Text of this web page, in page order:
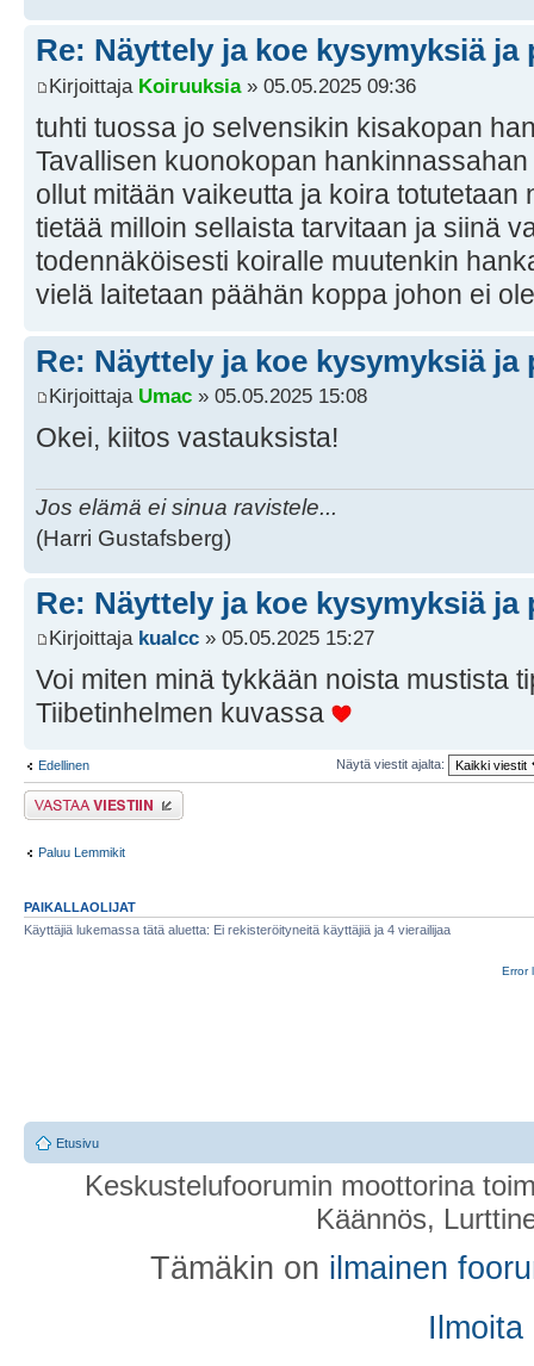
Re: Näyttely ja koe kysymyksiä ja
Kirjoittaja Koiruuksia» 05.05.2025 09:36
tuhti tuossa jo selvensikin kisakopan
Tavallisen kuonokopan
ollut mitään vaikeutta ja koira totutetaan
tietää milloin sellaista tarvitaan ja siinä
todennäköisesti koiralle muutenkin
vielä laitetaan päähän koppa johon ei
Re: Näyttely ja koe kysymyksiä ja
Kirjoittaja Umac » 05.05.2025 15:08
Okei, kiitos vastauksista!
Jos elämä ei sinua ravistele...
(Harri Gustafsberg)
Re: Näyttely ja koe kysymyksiä ja
Kirjoittaja kualcc » 05.05.2025 15:27
Voi miten minä tykkään noista mustista
Tiibetinhelmen kuvassa
Edellinen Näytä viestit ajalta:
Lähetä vastaus
Paluu Lemmikit
PAIKALLAOLIJAT
Käyttäjiä lukemassa tätä aluetta: Ei rekisteröityneitä käyttäjiä ja 4 vierailijaa
Error
Etusivu
Keskustelufoorumin moottorina
Käännös,
Tämäkin on ilmainen